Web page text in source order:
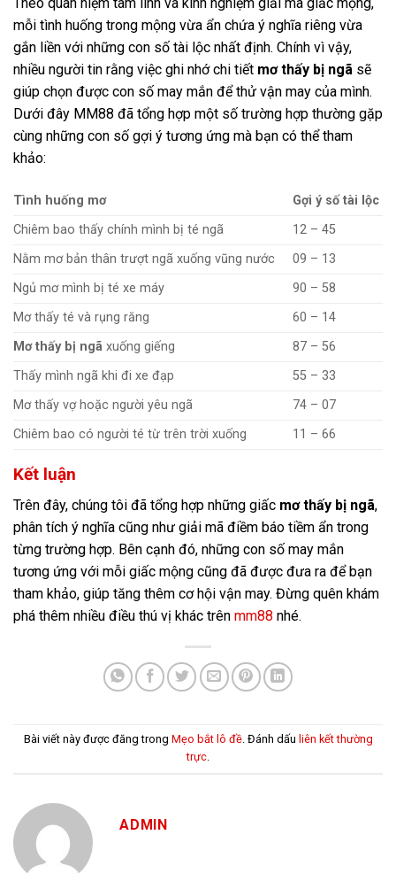
mỗi tình huống trong mộng vừa ẩn chứa ý nghĩa riêng vừa
gắn liền với những con số tài lộc nhất định. Chính vì vậy,
nhiều người tin rằng việc ghi nhớ chi tiết mơ thấy bị ngã sẽ
giúp chọn được con số may mắn để thử vận may của mình.
Dưới đây MM88 đã tổng hợp một số trường hợp thường gặp
cùng những con số gợi ý tương ứng mà bạn có thể tham
khảo:
Tình huống mơ
Gợi ý số tài lộc
Chiêm bao thấy chính mình bị té ngã
12 – 45
Nằm mơ bản thân trượt ngã xuống vũng nước
09 – 13
Ngủ mơ mình bị té xe máy
90 – 58
Mơ thấy té và rụng răng
60 – 14
Mơ thấy bị ngã xuống giếng
87 – 56
Thấy mình ngã khi đi xe đạp
55 – 33
Mơ thấy vợ hoặc người yêu ngã
74 – 07
Chiêm bao có người té từ trên trời xuống
11 – 66
Kết luận
Trên đây, chúng tôi đã tổng hợp những giấc mơ thấy bị ngã,
phân tích ý nghĩa cũng như giải mã điềm báo tiềm ẩn trong
từng trường hợp. Bên cạnh đó, những con số may mắn
tương ứng với mỗi giấc mộng cũng đã được đưa ra để bạn
tham khảo, giúp tăng thêm cơ hội vận may. Đừng quên khám
phá thêm nhiều điều thú vị khác trên mm88 nhé.
Bài viết này được đăng trong Mẹo bắt lô đề. Đánh dấu liên kết thường
trực.
ADMIN